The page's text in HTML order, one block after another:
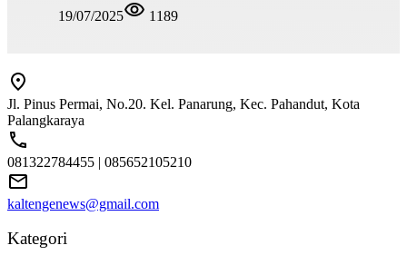
19/07/2025
1189
Jl. Pinus Permai, No.20. Kel. Panarung, Kec. Pahandut, Kota
Palangkaraya
081322784455 | 085652105210
kaltengenews@gmail.com
Kategori